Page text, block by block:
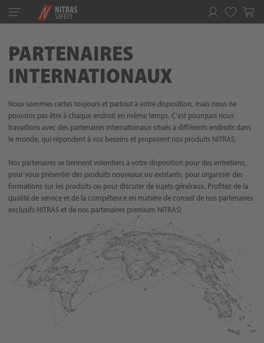
Toggle
navigation
PARTENAIRES
INTERNATIONAUX
Nous sommes certes toujours et partout à votre disposition, mais nous ne
pouvons pas être à chaque endroit en même temps. C'est pourquoi nous
travaillons avec des partenaires internationaux situés à différents endroits dans
le monde, qui répondent à vos besoins et proposent nos produits NITRAS.
Nos partenaires se tiennent volontiers à votre disposition pour des entretiens,
pour vous présenter des produits nouveaux ou existants, pour organiser des
formations sur les produits ou pour discuter de sujets généraux. Profitez de la
qualité de service et de la compétence en matière de conseil de nos partenaires
exclusifs NITRAS et de nos partenaires premium NITRAS!